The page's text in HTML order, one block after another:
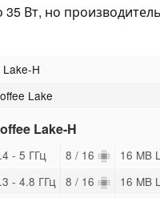
Вт, но
Lake-H
Lake
Lake-H
- 5 ГГц 8 / 16 16 MB
- 4.8 ГГц 8 / 16 16 MB